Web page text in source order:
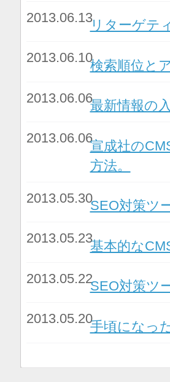
2013.06.13リターゲテ
2013.06.10検索順位と
2013.06.06最新情報の
2013.06.06宣成社の
方法。
2013.05.30SEO対策ツ
2013.05.23基本的な
2013.05.22SEO対策ツ
2013.05.20手頃になっ